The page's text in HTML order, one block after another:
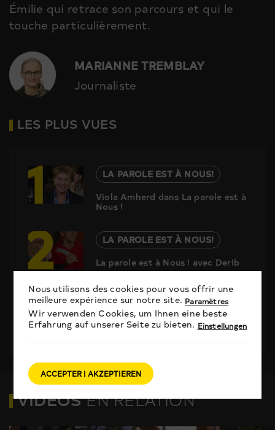
Émilie qui retrace son parcours et qui le
touche particulièrement.
MARIANNE TREMBLAY
Journaliste
LES PLUS VUES
1
LA PAROLE EST À NOUS!
Viola Amherd dans La parole est à
Nous !
2
LA PAROLE EST À NOUS!
La parole est à Nous ! avec Derib
3
LA PAROLE EST À NOUS!
La parole est à Nous ! avec Yann
Lambiel
VIDÉOSEN RELATION
Nous utilisons des cookies pour vous offrir une
meilleure expérience sur notre site. Paramètres
Wir verwenden Cookies, um Ihnen eine beste
Erfahrung auf unserer Seite zu bieten. Einstellungen
ACCEPTER | AKZEPTIEREN